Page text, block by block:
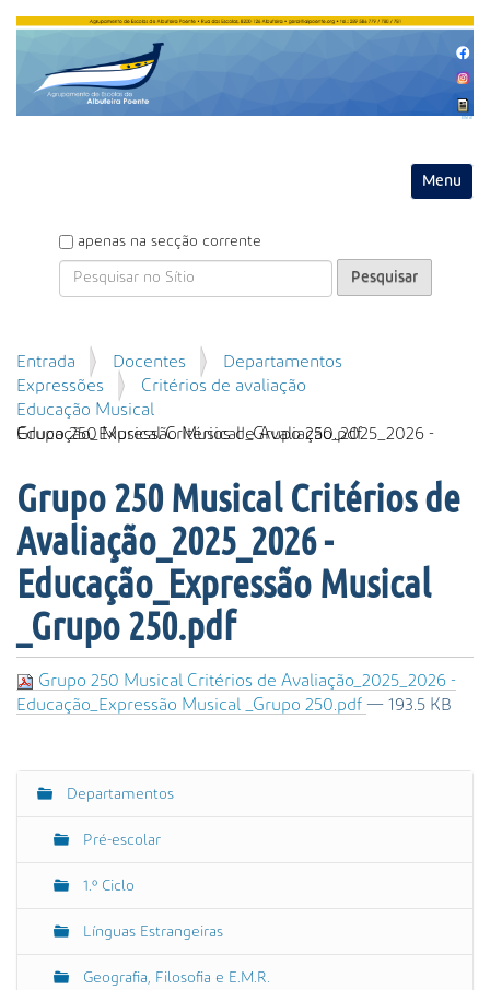
Toggle
P
e
i
s
a
r
apenas na secção corrente
P
e
s
q
s
A
v
ç
d
a
Entrada Docentes
Departamentos
Expressões
Critérios de avaliação
Educação Musical
Grupo 250 Musical Critérios de Avaliação_2025_2026 - Educação_Expressão Musical _Grupo 250.pdf
Grupo 250 Musical Critérios de
Avaliação_2025_2026 -
Educação_Expressão Musical
_Grupo 250.pdf
Grupo 250 Musical Critérios de Avaliação_2025_2026 -
Educação_Expressão Musical _Grupo 250.pdf — 193.5 KB
N
Departamentos
Pré-escolar
1.º Ciclo
Línguas Estrangeiras
Geografia, Filosofia e E.M.R.